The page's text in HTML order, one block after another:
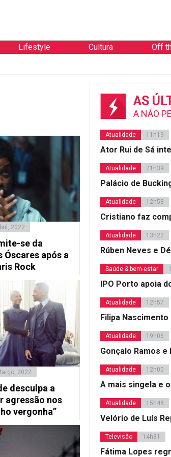
Lifestyle Cultura Off
2022
se da
Óscares após a
Rock
2022
desculpa a
agressão nos
vergonha”
AS
A NÃO
Atualidade 11h19
Ator Rui de Sá
Atualidade 21h39
Palácio de
Atualidade 12h58
Cristiano faz
Atualidade 13h22
Rúben Neves e
Saúde & bem-estar
IPO Porto apoia
Atualidade 12h57
Filipa
Atualidade 19h06
Gonçalo Ramos
Atualidade 12h00
A mais singela e
Atualidade 15h48
Velório de Luís
Televisão 14h31
Fátima Lopes